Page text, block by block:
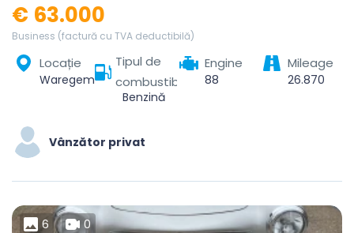
€ 63.000
Business (factură cu TVA deductibilă)
Locație
Waregem, Kortrijk, West Flanders, Flanders, Belgium
Tipul de
combustibil
Benzină
Engine
88
Mileage
26.870
Vânzător privat
6 0